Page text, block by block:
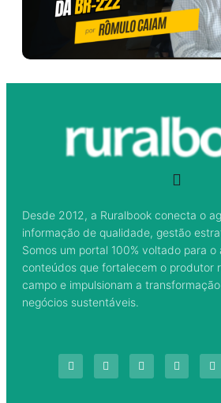
Desde 2012, a Ruralbook conecta o
informação de qualidade, gestão
Somos um portal 100% voltado para
conteúdos que fortalecem o produtor
campo e impulsionam a
negócios sustentáveis.